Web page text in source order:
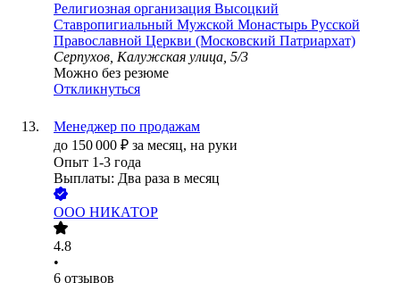
Религиозная организация Высоцкий
Ставропигиальный Мужской Монастырь Русской
Православной Церкви (Московский Патриархат)
Серпухов, Калужская улица, 5/3
Можно без резюме
Откликнуться
Менеджер по продажам
до 150 000 ₽ за месяц, на руки
Опыт 1-3 года
Выплаты: Два раза в месяц
ООО НИКАТОР
4.8
•
6 отзывов